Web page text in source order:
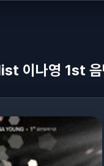
이나영 1st